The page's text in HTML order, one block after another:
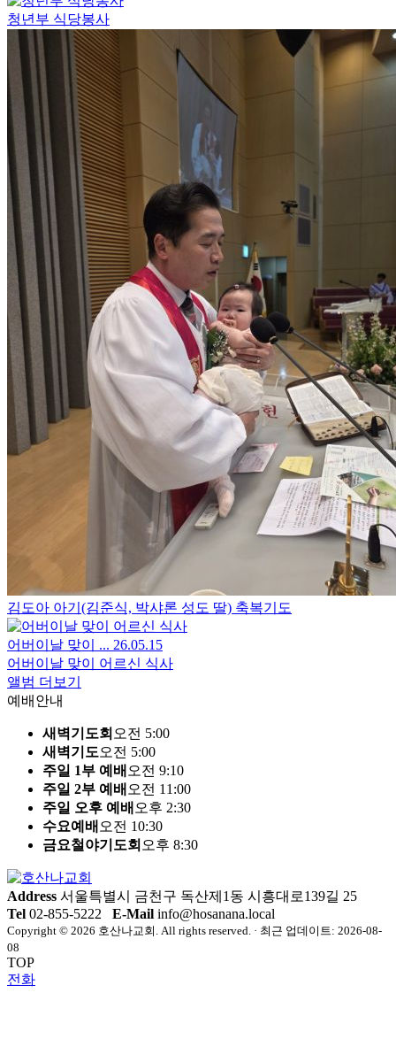
청년부 식당봉사
김도아 아기(김준식, 박샤론 성도 딸) 축복기도
어버이날 맞이 ... 26.05.15
어버이날 맞이 어르신 식사
앨범 더보기
예배안내
새벽기도회 오전 5:00
새벽기도오전 5:00
주일 1부 예배 오전 9:10
주일 2부 예배 오전 11:00
주일 오후 예배 오후 2:30
수요예배 오전 10:30
금요철야기도회 오후 8:30
Address 서울특별시 금천구 독산제1동 시흥대로139길 25
Tel 02-855-5222 E-Mail info@hosanana.local
Copyright © 2026 호산나교회. All rights reserved. · 최근 업데이트: 2026-08-
08
TOP
전화